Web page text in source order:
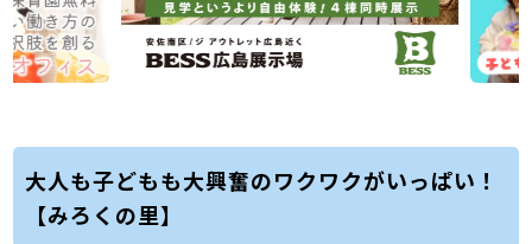
大人も子どもも大興奮のワクワクがいっぱい！
【みろくの里】